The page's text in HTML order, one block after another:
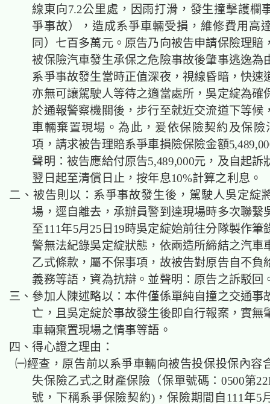
線東向7.2公里處，因雨打滑，發生撞擊護欄
爭事故），造成系爭車輛受損，維修費用高
同）七百多萬元。原告乃向被告申請保險理賠
被保險汽車發生承保之危險事故後肇事逃逸為
系爭事故發生當時正值深夜，視線昏暗，快速
亦無可讓駕駛人等待之適當處所，吳定綻為確
於通報警察機關後，步行至就近交流道下等候
車輛棄置現場。為此，爰依保險契約及保險
項，請求被告理賠系爭車損險保險金額
聲明：被告應給付原告5,489,000元，及自起訴
翌日起至清償日止，按年息10%計算之利息。
二、被告則以：系爭事故發生後，駕駛人吳定綻
場，逕自離去，承辦員警到達現場時多次聯繫
至111年5月25日19時吳定綻始前往分隊製作筆
警無法紀錄吳定綻狀態，依兩造所締結之汽車
乙式條款，屬不保事項，故被告對原告自不負
義務等語，資為抗辯。並聲明：原告之訴駁回
三、參加人陳述略以：本件僅係單純自撞之交通事
亡，且吳定綻於事故發生後即自行報案，實無
車輛棄置現場之情事等語。
四、得心證之理由：
㈠經查，原告前以系爭車輛向被告投保投保內容
失保險乙式之財產保險（保單號碼：0500第
號，下稱系爭保險契約)，保險期間自111年5